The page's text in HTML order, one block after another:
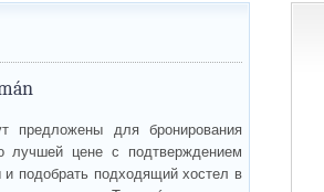
предложены для бронирования
цене с подтверждением
подобрать подходящий хостел в